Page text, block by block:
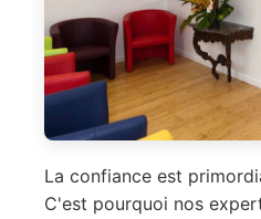
La confiance est
C'est pourquoi nos